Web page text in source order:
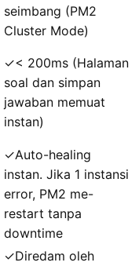
seimbang (PM2
Cluster Mode)
✓< 200ms (Halaman
soal dan simpan
jawaban memuat
instan)
✓Auto-healing
instan. Jika 1 instansi
error, PM2 me-
restart tanpa
downtime
✓Diredam oleh